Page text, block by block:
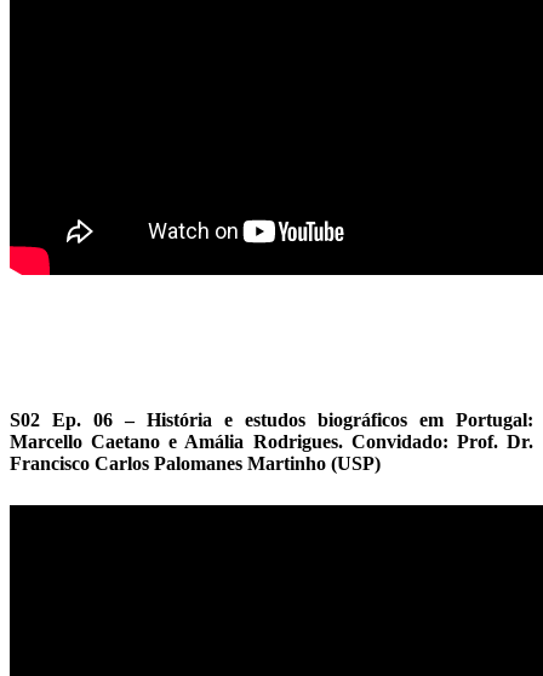
S02 Ep. 06 – História e estudos biográficos em Portugal:
Marcello Caetano e Amália Rodrigues. Convidado: Prof. Dr.
Francisco Carlos Palomanes Martinho (USP)